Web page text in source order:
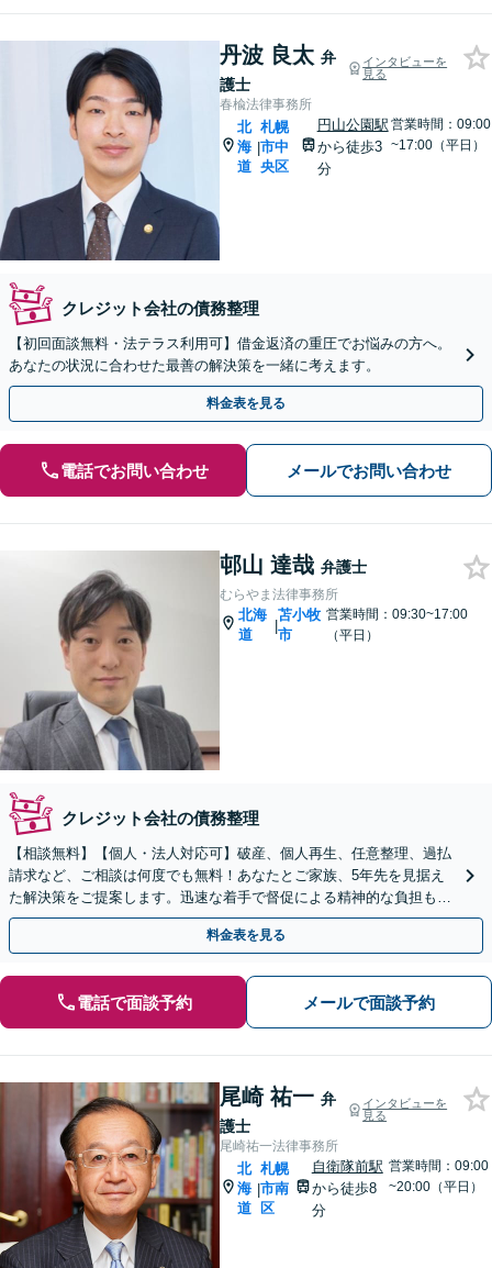
丹波 良太 弁
護士
インタビューを
見る
春楡法律事務所
北
海
道
|
札幌
市中
央区
円山公園駅
から徒歩3
分
営業時間：09:00
~17:00（平日）
クレジット会社の債務整理
【初回面談無料・法テラス利用可】借金返済の重圧でお悩みの方へ。
あなたの状況に合わせた最善の解決策を一緒に考えます。
料金表を見る
電話でお問い合わせ メールでお問い合わせ
邨山 達哉 弁護士
むらやま法律事務所
北海
道
|
苫小牧
市
営業時間：09:30~17:00
（平日）
クレジット会社の債務整理
【相談無料】【個人・法人対応可】破産、個人再生、任意整理、過払
請求など、ご相談は何度でも無料！あなたとご家族、5年先を見据え
た解決策をご提案します。迅速な着手で督促による精神的な負担も軽
減【弁護士歴19年以上】【完全個室で対応】
料金表を見る
電話で面談予約 メールで面談予約
尾崎 祐一 弁
護士
インタビューを
見る
尾崎祐一法律事務所
北
海
道
|
札幌
市南
区
自衛隊前駅
から徒歩8
分
営業時間：09:00
~20:00（平日）